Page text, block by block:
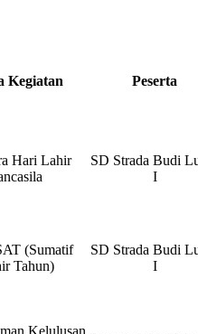
Kegiatan Peserta
Hari Lahir
SD Strada Budi
I
(Sumatif
Tahun)
SD Strada Budi
I
Kelulusan